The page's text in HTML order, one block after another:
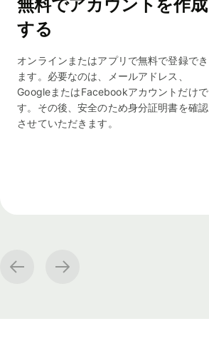
無料でアカウントを作成
する
オンラインまたはアプリで無料で登録でき
ます。必要なのは、メールアドレス、
GoogleまたはFacebookアカウントだけで
す。その後、安全のため身分証明書を確認
させていただきます。